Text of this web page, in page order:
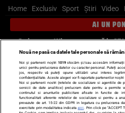
Home Exclusiv Sport Știri Video
AI UN
Scrie-ne pe Whatsapp, sună la
Știri interne Știri
Ultimele stiri
Diete Insula Iubirii
Nouă ne pasă ca datele tale personale să
Noi și partenerii noștri 1019stocăm și/sau accesăm informații
unici pentru prelucrarea datelor cu caracter personal. Puteți
jos, respectiv vă puteți opune utilizării unui interes
confidențialitate. Aceste alegeri vor fi raportate partenerilor noștri
Noi si partenerii nostri (retelele de socializare si agentiile de
servicii de date analitice) prelucram date pentru a permite
continutul si anunturile publicitare afisate in functie de
functionalitati aferente retelelor de socializare si pentru a
prevazute de art. 15-22 din GDPR in legatura cu prelucrarea
exercitate prin modalitatea indicataaici . Prin click pe